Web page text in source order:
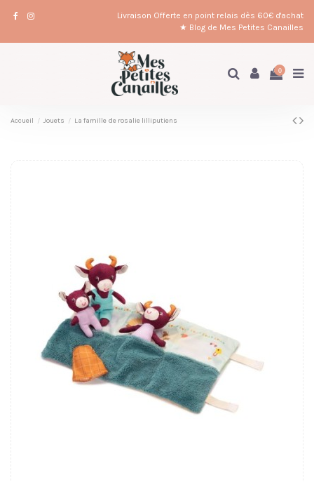
Livraison Offerte en point relais dès 60€ d'achat
★ Blog de Mes Petites Canailles
0
Accueil Jouets La famille de rosalie lilliputiens